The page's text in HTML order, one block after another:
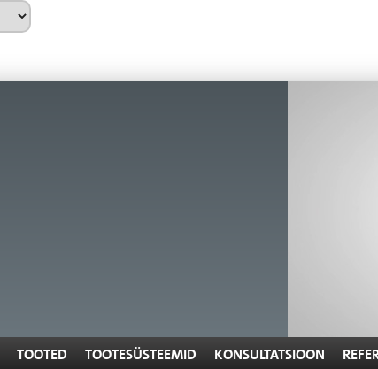
TOOTED TOOTESÜSTEEMID KONSULTATSIOON